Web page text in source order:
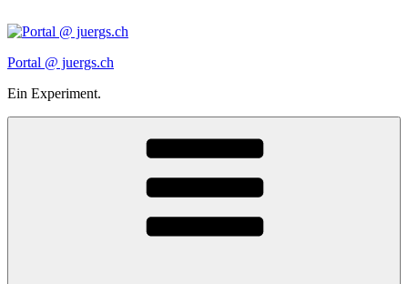
Inhalt
Portal @ juergs.ch
Ein Experiment.